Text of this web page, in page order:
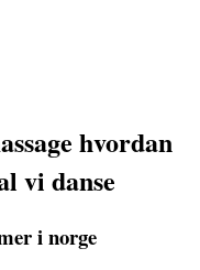
hvordan
vi danse
i norge